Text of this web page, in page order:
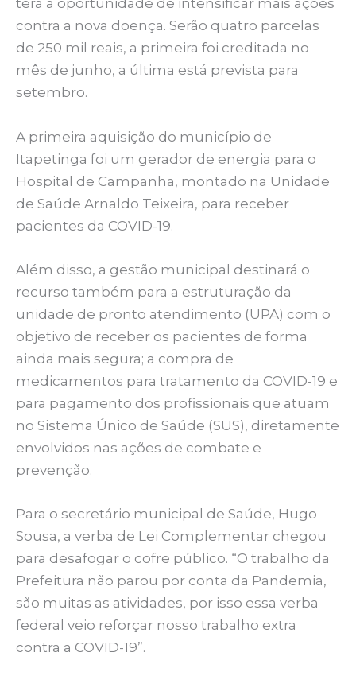
terá a oportunidade de intensificar mais ações
contra a nova doença. Serão quatro parcelas
de 250 mil reais, a primeira foi creditada no
mês de junho, a última está prevista para
setembro.
A primeira aquisição do município de
Itapetinga foi um gerador de energia para o
Hospital de Campanha, montado na Unidade
de Saúde Arnaldo Teixeira, para receber
pacientes da COVID-19.
Além disso, a gestão municipal destinará o
recurso também para a estruturação da
unidade de pronto atendimento (UPA) com o
objetivo de receber os pacientes de forma
ainda mais segura; a compra de
medicamentos para tratamento da COVID-19 e
para pagamento dos profissionais que atuam
no Sistema Único de Saúde (SUS), diretamente
envolvidos nas ações de combate e
prevenção.
Para o secretário municipal de Saúde, Hugo
Sousa, a verba de Lei Complementar chegou
para desafogar o cofre público. “O trabalho da
Prefeitura não parou por conta da Pandemia,
são muitas as atividades, por isso essa verba
federal veio reforçar nosso trabalho extra
contra a COVID-19”.